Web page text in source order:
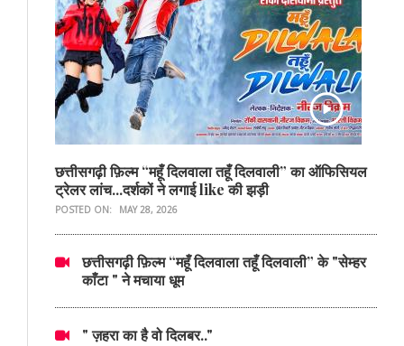
छत्तीसगढ़ी फ़िल्म “महूँ दिलवाला तहूँ दिलवाली” का ऑफिसियल
ट्रेलर लांच...दर्शकों ने लगाई like की झड़ी
POSTED ON: MAY 28, 2026
छत्तीसगढ़ी फ़िल्म “महूँ दिलवाला तहूँ दिलवाली” के "सेम्हर
काँटा " ने मचाया धूम
" ज़हरा का है वो दिलबर.."